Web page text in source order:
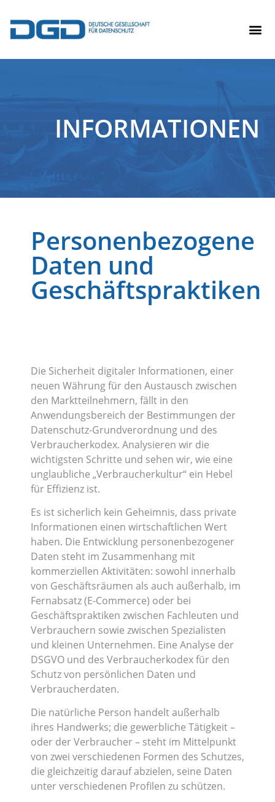
INFORMATIONEN
Personenbezogene
Daten und
Geschäftspraktiken
Die Sicherheit digitaler Informationen, einer
neuen Währung für den Austausch zwischen
den Marktteilnehmern, fällt in den
Anwendungsbereich der Bestimmungen der
Datenschutz-Grundverordnung und des
Verbraucherkodex. Analysieren wir die
wichtigsten Schritte und sehen wir, wie eine
unglaubliche „Verbraucherkultur“ ein Hebel
für Effizienz ist.
Es ist sicherlich kein Geheimnis, dass private
Informationen einen wirtschaftlichen Wert
haben. Die Entwicklung personenbezogener
Daten steht im Zusammenhang mit
kommerziellen Aktivitäten: sowohl innerhalb
von Geschäftsräumen als auch außerhalb, im
Fernabsatz (E-Commerce) oder bei
Geschäftspraktiken zwischen Fachleuten und
Verbrauchern sowie zwischen Spezialisten
und kleinen Unternehmen. Eine Analyse der
DSGVO und des Verbraucherkodex für den
Schutz von persönlichen Daten und
Verbraucherdaten.
Die natürliche Person handelt außerhalb
ihres Handwerks; die gewerbliche Tätigkeit –
oder der Verbraucher – steht im Mittelpunkt
von zwei verschiedenen Formen des Schutzes,
die gleichzeitig darauf abzielen, seine Daten
unter verschiedenen Profilen zu schützen.